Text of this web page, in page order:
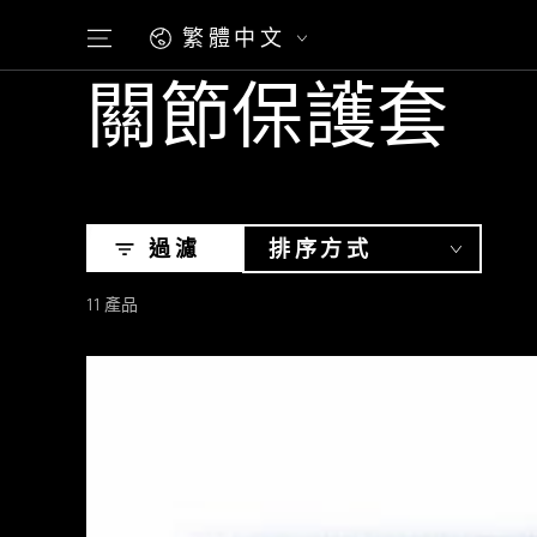
跳到內容語 繁體中文
收
藏:
​關節保護套
排序方式
過濾
11 產品